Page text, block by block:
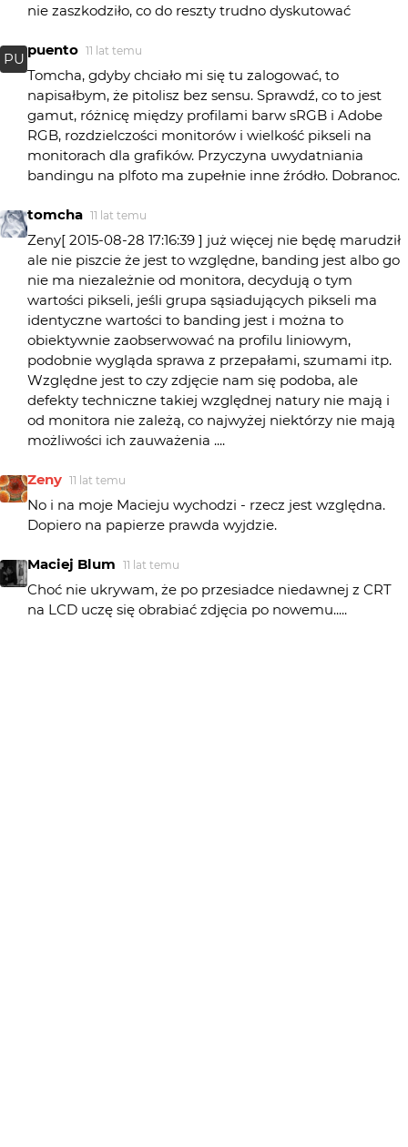
nie zaszkodziło, co do reszty trudno dyskutować
PU
puento 11 lat temu
Tomcha, gdyby chciało mi się tu zalogować, to
napisałbym, że pitolisz bez sensu. Sprawdź, co to jest
gamut, różnicę między profilami barw sRGB i Adobe
RGB, rozdzielczości monitorów i wielkość pikseli na
monitorach dla grafików. Przyczyna uwydatniania
bandingu na plfoto ma zupełnie inne źródło. Dobranoc.
tomcha 11 lat temu
Zeny[ 2015-08-28 17:16:39 ] już więcej nie będę marudził
ale nie piszcie że jest to względne, banding jest albo go
nie ma niezależnie od monitora, decydują o tym
wartości pikseli, jeśli grupa sąsiadujących pikseli ma
identyczne wartości to banding jest i można to
obiektywnie zaobserwować na profilu liniowym,
podobnie wygląda sprawa z przepałami, szumami itp.
Względne jest to czy zdjęcie nam się podoba, ale
defekty techniczne takiej względnej natury nie mają i
od monitora nie zależą, co najwyżej niektórzy nie mają
możliwości ich zauważenia ....
Zeny 11 lat temu
No i na moje Macieju wychodzi - rzecz jest względna.
Dopiero na papierze prawda wyjdzie.
Maciej Blum 11 lat temu
Choć nie ukrywam, że po przesiadce niedawnej z CRT
na LCD uczę się obrabiać zdjęcia po nowemu.....